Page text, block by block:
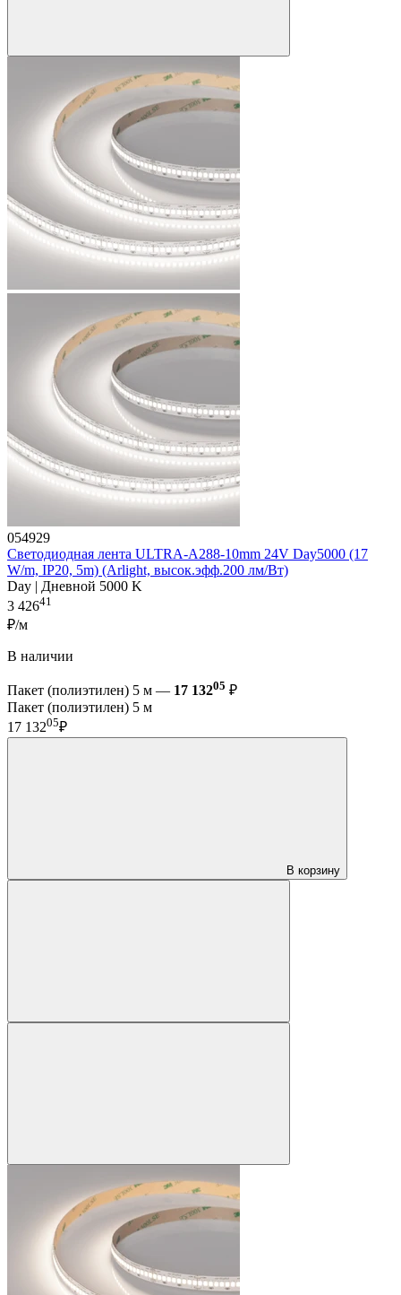
054929
Светодиодная лента ULTRA-A288-10mm 24V Day5000 (17
W/m, IP20, 5m) (Arlight, высок.эфф.200 лм/Вт)
Day | Дневной 5000 K
3 42641
₽/м
В наличии
Пакет (полиэтилен) 5 м — 17 13205 ₽
Пакет (полиэтилен) 5 м
17 13205₽
В корзину